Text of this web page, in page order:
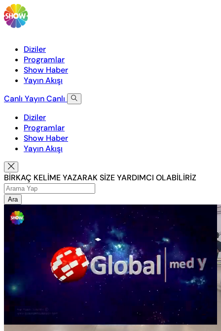
Diziler
Programlar
Show Haber
Yayın Akışı
Canlı YayınCanlı
Diziler
Programlar
Show Haber
Yayın Akışı
BİRKAÇ KELİME YAZARAK SİZE YARDIMCI OLABİLİRİZ
Ara
Sesi
Aç
Yüklendi
Oynatma
Hızı